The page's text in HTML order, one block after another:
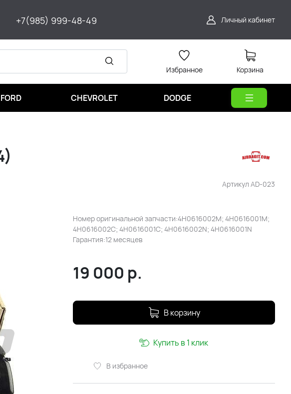
+7(985) 999-48-49 Личный кабинет
Избранное Корзина
FORD CHEVROLET DODGE
Артикул AD-023
Номер оригинальной запчасти:4H0616002M; 4H0616001M;
4H0616002C; 4H0616001C; 4H0616002N; 4H0616001N
Гарантия:12 месяцев
19 000 р.
В корзину
В избранное
Купить в 1 клик